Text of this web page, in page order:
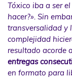
Tóxico iba a ser
hacer?». Sin
transversalidad y
complejidad
resultado acorde
entregas
en formato para